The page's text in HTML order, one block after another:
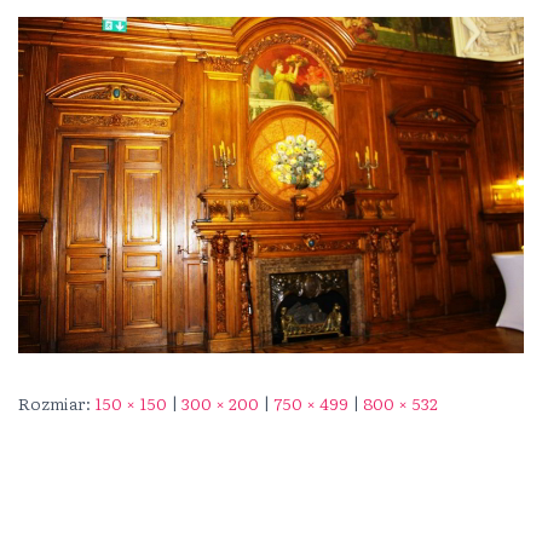
Rozmiar: 150 × 150 | 300 × 200 | 750 × 499 | 800 × 532